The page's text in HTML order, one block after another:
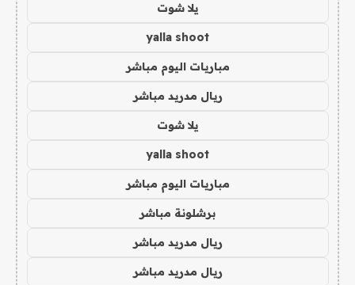
يلا شوت
yalla shoot
مباريات اليوم مباشر
ريال مدريد مباشر
يلا شوت
yalla shoot
مباريات اليوم مباشر
برشلونة مباشر
ريال مدريد مباشر
ريال مدريد مباشر